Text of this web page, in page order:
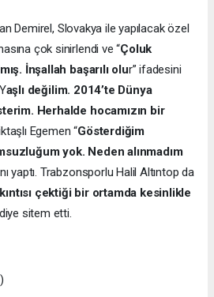
Demirel, Slovakya ile yapılacak özel
çok sinirlendi ve “Çoluk
İnşallah başarılı olur” ifadesini
aşlı değilim. 2014’te Dünya
Herhalde hocamızın bir
Egemen “Gösterdiğim
yok. Neden alınmadım
yaptı. Trabzonsporlu Halil Altıntop da
çektiği bir ortamda kesinlikle
diye sitem etti.